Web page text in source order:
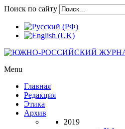
Поиск по сайту
Menu
Главная
Редакция
Этика
Архив
2019